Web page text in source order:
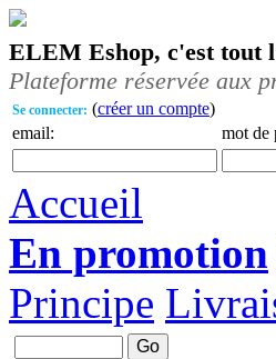
ELEM Eshop, c'est tout
Plateforme réservée aux
Se connecter: (créer un compte)
email:
mot de
Accueil
En promotion
Principe